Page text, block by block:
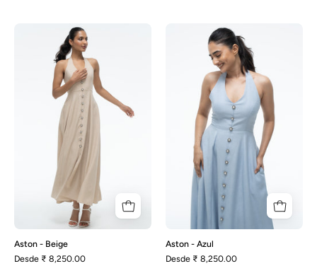
Aston
-
Beige
Aston - Beige
Desde ₹ 8,250.00
Aston
-
Azul
Aston - Azul
Desde ₹ 8,250.00